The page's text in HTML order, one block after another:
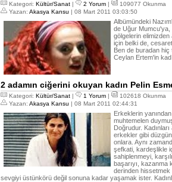
Kategori: Kültür/Sanat | 2 Yorum |
109077 Okunma
Yazan: Akasya Kansu | 08 Mart 2011 03:03:50
Albümündeki
de Uğur Mumcu'ya,
gölgelerin elimizden
için belki de,
Ben de buradan hiç
Ceylan Ertem'in
2 adamın ciğerini okuyan kadın Pelin
Kategori: Kültür/Sanat | 1 Yorum |
102618 Okunma
Yazan: Akasya Kansu | 08 Mart 2011 02:44:31
Erkeklerin
muhtemelen
Doğrudur.
erkekler gibi
onlara. Aynı
şefkati, kardeşlikle
sahiplenmeyi,
başarıyı, kazanma
derinden hissetmek
sevgiyi üstünkörü değil sonuna kadar yaşamak ister.